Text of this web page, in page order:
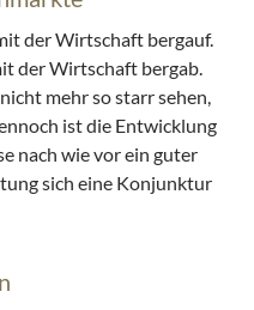
der Wirtschaft bergauf.
der Wirtschaft bergab.
mehr so starr sehen,
ist die Entwicklung
nach wie vor ein guter
sich eine Konjunktur